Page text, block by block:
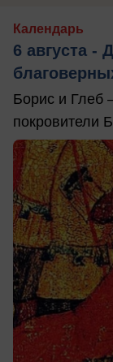
Календарь
6 августа -
Борис и Глеб
покровители